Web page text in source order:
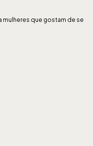
mulheres que gostam de se